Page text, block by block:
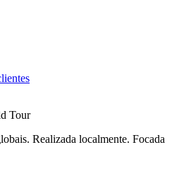
Tour
Realizada localmente. Focada